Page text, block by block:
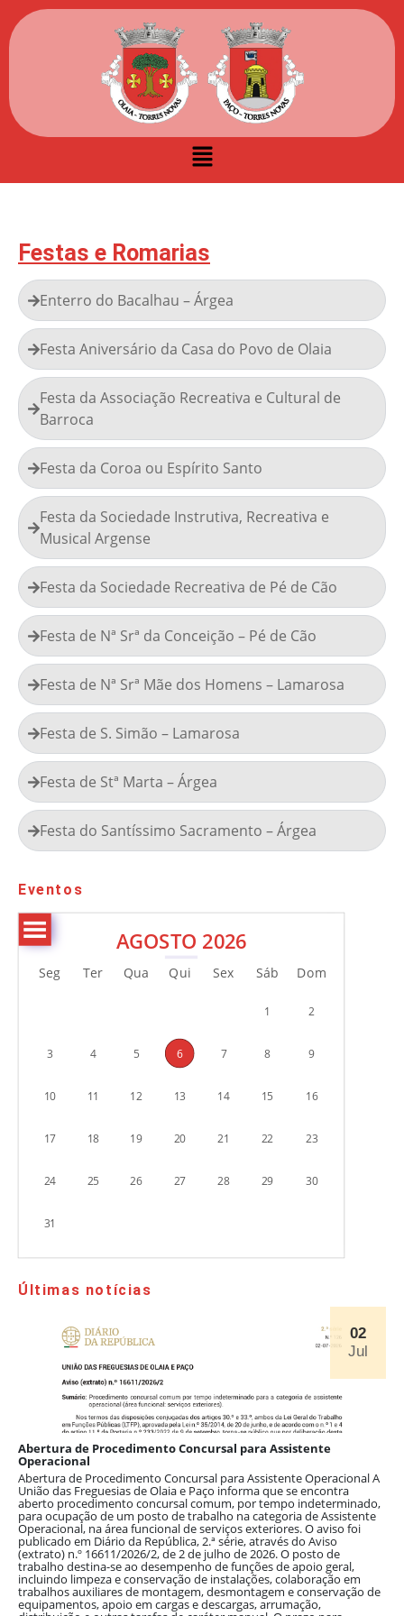
Festas e Romarias
Enterro do Bacalhau – Árgea
Festa Aniversário da Casa do Povo de Olaia
Festa da Associação Recreativa e Cultural de
Barroca
Festa da Coroa ou Espírito Santo
Festa da Sociedade Instrutiva, Recreativa e
Musical Argense
Festa da Sociedade Recreativa de Pé de Cão
Festa de Nª Srª da Conceição – Pé de Cão
Festa de Nª Srª Mãe dos Homens – Lamarosa
Festa de S. Simão – Lamarosa
Festa de Stª Marta – Árgea
Festa do Santíssimo Sacramento – Árgea
Eventos
AGOSTO 2026
Seg Ter Qua Qui Sex Sáb Dom
1 2
3 4 5 6 7 8 9
10 11 12 13 14 15 16
17 18 19 20 21 22 23
24 25 26 27 28 29 30
31
Últimas notícias
Abertura de Procedimento Concursal para Assistente
Operacional
02
Jul
Abertura de Procedimento Concursal para Assistente Operacional A
União das Freguesias de Olaia e Paço informa que se encontra
aberto procedimento concursal comum, por tempo indeterminado,
para ocupação de um posto de trabalho na categoria de Assistente
Operacional, na área funcional de serviços exteriores. O aviso foi
publicado em Diário da República, 2.ª série, através do Aviso
(extrato) n.º 16611/2026/2, de 2 de julho de 2026. O posto de
trabalho destina-se ao desempenho de funções de apoio geral,
incluindo limpeza e conservação de instalações, colaboração em
trabalhos auxiliares de montagem, desmontagem e conservação de
equipamentos, apoio em cargas e descargas, arrumação,